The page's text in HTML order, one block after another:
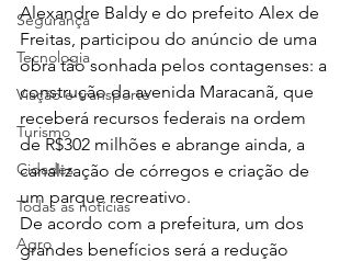
Segurança
Tecnologia
Viação e transporte
Turismo
Cidades
Todas as notícias
Agro
Alexandre Baldy e do prefeito Alex de
Freitas, participou do anúncio de uma
obra tão sonhada pelos contagenses: a
construção da avenida Maracanã, que
receberá recursos federais na ordem
de R$302 milhões e abrange ainda, a
canalização de córregos e criação de
um parque recreativo.
De acordo com a prefeitura, um dos
grandes benefícios será a redução